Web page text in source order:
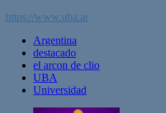
https://www.uba.ar
Argentina
destacado
el arcon de clio
UBA
Universidad